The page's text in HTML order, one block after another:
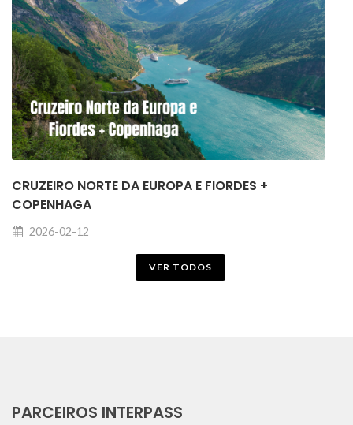
CRUZEIRO NORTE DA EUROPA E FIORDES +
COPENHAGA
2026-02-12
VER TODOS
PARCEIROS INTERPASS